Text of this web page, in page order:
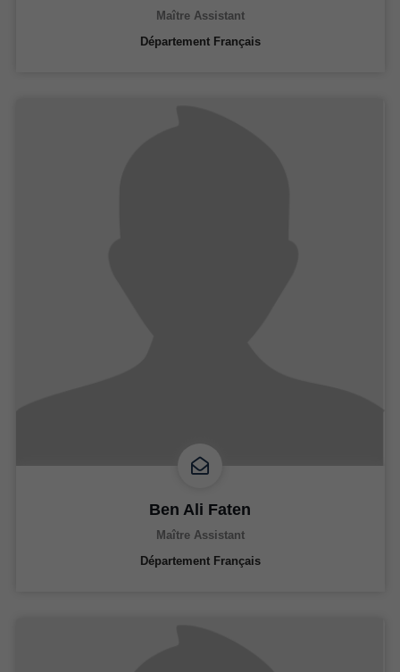
Maître Assistant
Département Français
Ben Ali Faten
Maître Assistant
Département Français